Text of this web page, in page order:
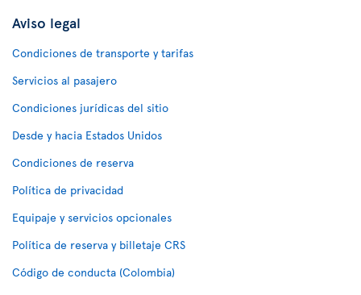
Aviso legal
Condiciones de transporte y tarifas
Servicios al pasajero
Condiciones jurídicas del sitio
Desde y hacia Estados Unidos
Condiciones de reserva
Política de privacidad
Equipaje y servicios opcionales
Política de reserva y billetaje CRS
Código de conducta (Colombia)